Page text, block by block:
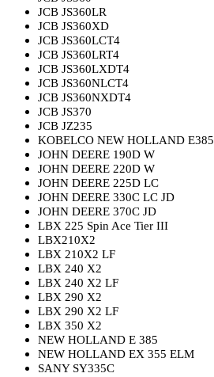
JCB JS360LR
JCB JS360XD
JCB JS360LCT4
JCB JS360LRT4
JCB JS360LXDT4
JCB JS360NLCT4
JCB JS360NXDT4
JCB JS370
JCB JZ235
KOBELCO NEW HOLLAND E385
JOHN DEERE 190D W
JOHN DEERE 220D W
JOHN DEERE 225D LC
JOHN DEERE 330C LC JD
JOHN DEERE 370C JD
LBX 225 Spin Ace Tier III
LBX210X2
LBX 210X2 LF
LBX 240 X2
LBX 240 X2 LF
LBX 290 X2
LBX 290 X2 LF
LBX 350 X2
NEW HOLLAND E 385
NEW HOLLAND EX 355 ELM
SANY SY335C